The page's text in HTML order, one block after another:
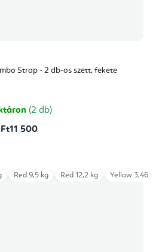
Strap - 2 db-os szett, fekete
(2 db)
Ft11 500
Red 9,5 kg Red 12,2 kg Yellow 3,46